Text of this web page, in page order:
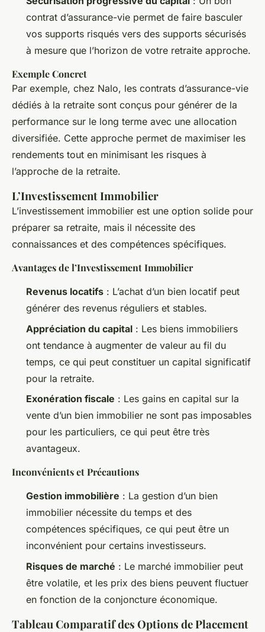
contrat d’assurance-vie permet de faire basculer
vos supports risqués vers des supports sécurisés
à mesure que l’horizon de votre retraite approche.
Exemple Concret
Par exemple, chez Nalo, les contrats d’assurance-vie
dédiés à la retraite sont conçus pour générer de la
performance sur le long terme avec une allocation
diversifiée. Cette approche permet de maximiser les
rendements tout en minimisant les risques à
l’approche de la retraite.
L’Investissement Immobilier
L’investissement immobilier est une option solide pour
préparer sa retraite, mais il nécessite des
connaissances et des compétences spécifiques.
Avantages de l’Investissement Immobilier
Revenus locatifs : L’achat d’un bien locatif peut
générer des revenus réguliers et stables.
Appréciation du capital : Les biens immobiliers
ont tendance à augmenter de valeur au fil du
temps, ce qui peut constituer un capital significatif
pour la retraite.
Exonération fiscale : Les gains en capital sur la
vente d’un bien immobilier ne sont pas imposables
pour les particuliers, ce qui peut être très
avantageux.
Inconvénients et Précautions
Gestion immobilière : La gestion d’un bien
immobilier nécessite du temps et des
compétences spécifiques, ce qui peut être un
inconvénient pour certains investisseurs.
Risques de marché : Le marché immobilier peut
être volatile, et les prix des biens peuvent fluctuer
en fonction de la conjoncture économique.
Tableau Comparatif des Options de Placement